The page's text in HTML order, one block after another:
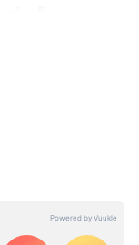
ഈ വകുപ്പിൽ